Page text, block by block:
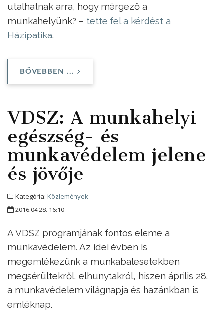
utalhatnak arra, hogy mérgező a
munkahelyünk? – tette fel a kérdést a
Házipatika.
BŐVEBBEN ...
VDSZ: A munkahelyi
egészség- és
munkavédelem jelene
és jövője
Kategória: Közlemények
2016.04.28. 16:10
A VDSZ programjának fontos eleme a
munkavédelem. Az idei évben is
megemlékezünk a munkabalesetekben
megsérültekről, elhunytakról, hiszen április 28.
a munkavédelem világnapja és hazánkban is
emléknap.